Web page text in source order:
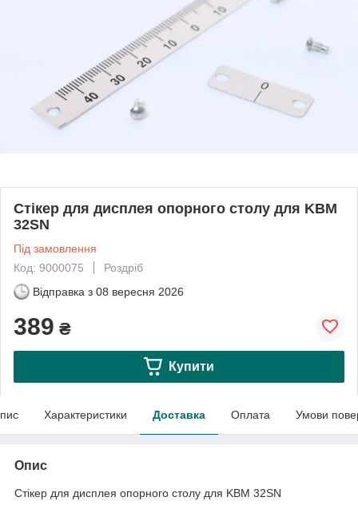
Стікер для дисплея опорного столу для KBM
32SN
Під замовлення
Код: 9000075
Роздріб
Відправка з 08 вересня 2026
389 ₴
Купити
Характеристики Доставка Оплата Умови
Опис
Стікер для дисплея опорного столу для KBM 32SN